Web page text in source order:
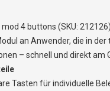
mod 4 buttons (SKU:
an Anwender, die in
– schnell und direkt am
Tasten für individuelle